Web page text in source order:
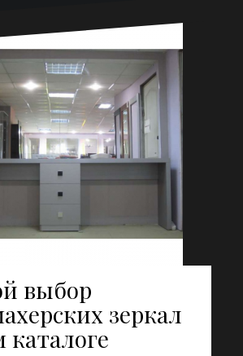
выбор
зеркал
каталоге